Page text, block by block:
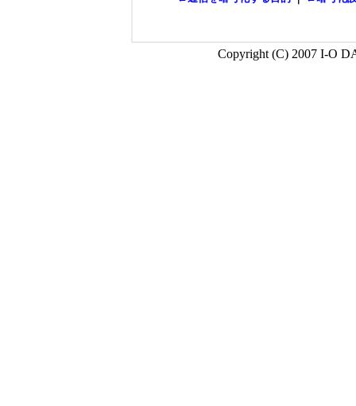
Copyright (C) 2007 I-O